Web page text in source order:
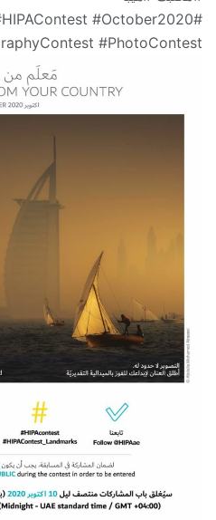
#October2020
#PhotoContest